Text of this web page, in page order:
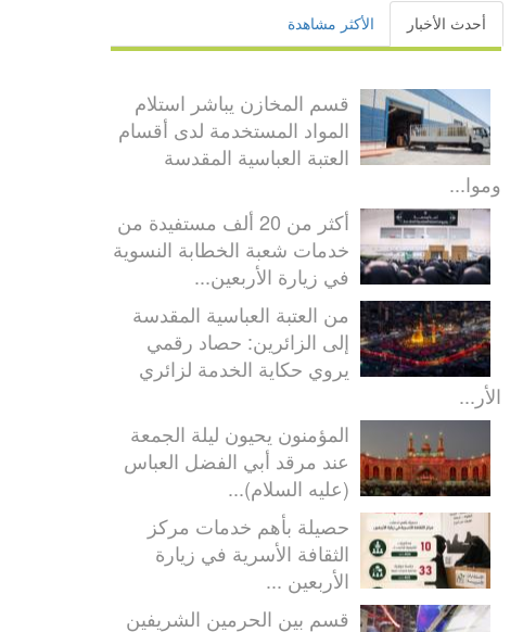
أحدث الأخبار الأكثر مشاهدة
قسم المخازن يباشر استلام
المواد المستخدمة لدى أقسام
العتبة العباسية المقدسة
وموا...
أكثر من 20 ألف مستفيدة من
خدمات شعبة الخطابة النسوية
في زيارة الأربعين...
من العتبة العباسية المقدسة
إلى الزائرين: حصاد رقمي
يروي حكاية الخدمة لزائري
الأر...
المؤمنون يحيون ليلة الجمعة
عند مرقد أبي الفضل العباس
(عليه السلام)...
حصيلة بأهم خدمات مركز
الثقافة الأسرية في زيارة
الأربعين ...
قسم بين الحرمين الشريفين